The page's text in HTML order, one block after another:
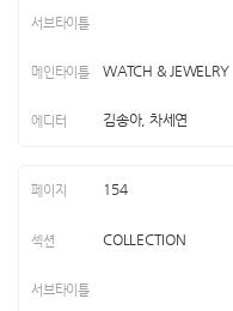
WATCH & JEWELRY
김송아, 차세연
154
COLLECTION